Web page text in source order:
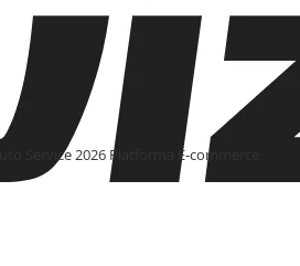
Service 2026 Platforma E-commerce